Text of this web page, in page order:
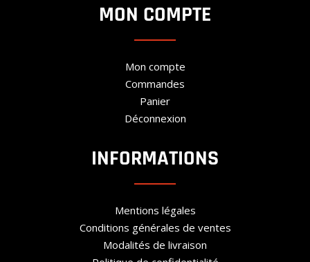
MON COMPTE
Mon compte
Commandes
Panier
Déconnexion
INFORMATIONS
Mentions légales
Conditions générales de ventes
Modalités de livraison